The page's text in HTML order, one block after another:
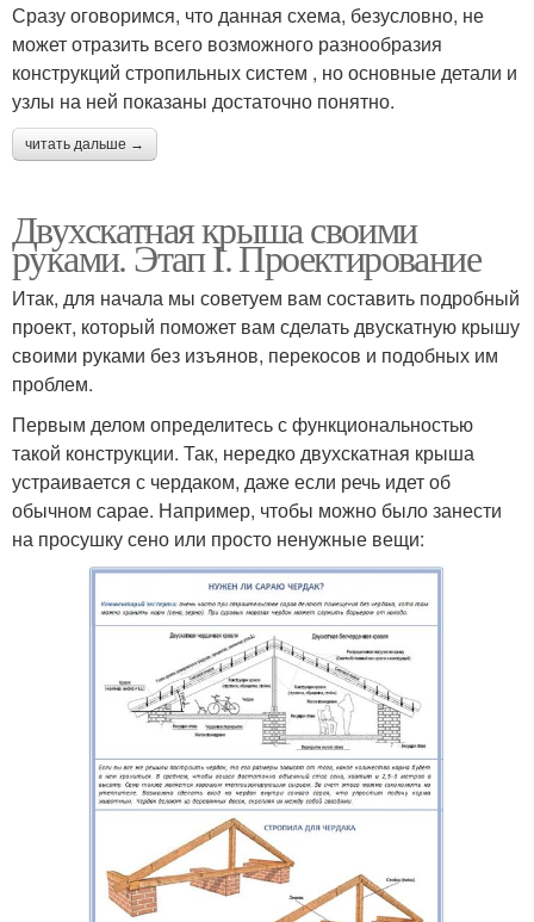
Сразу оговоримся, что данная схема, безусловно, не
может отразить всего возможного разнообразия
конструкций стропильных систем , но основные детали и
узлы на ней показаны достаточно понятно.
читать дальше →
Двухскатная крыша своими
руками. Этап I. Проектирование
Итак, для начала мы советуем вам составить подробный
проект, который поможет вам сделать двускатную крышу
своими руками без изъянов, перекосов и подобных им
проблем.
Первым делом определитесь с функциональностью
такой конструкции. Так, нередко двухскатная крыша
устраивается с чердаком, даже если речь идет об
обычном сарае. Например, чтобы можно было занести
на просушку сено или просто ненужные вещи: